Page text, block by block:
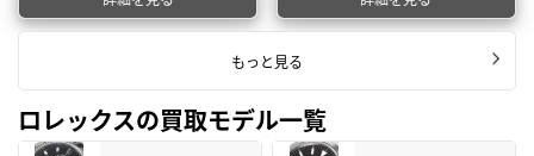
もっと見る
ロレックスの買取モデル一覧